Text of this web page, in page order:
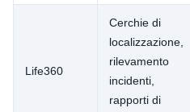
Life360
Cerchie di
localizzazione,
rilevamento
incidenti,
rapporti di